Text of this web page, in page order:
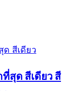
สุด สีเดียว สี